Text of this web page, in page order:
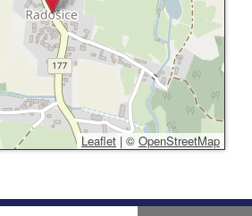
Leaflet | © OpenStreetMap